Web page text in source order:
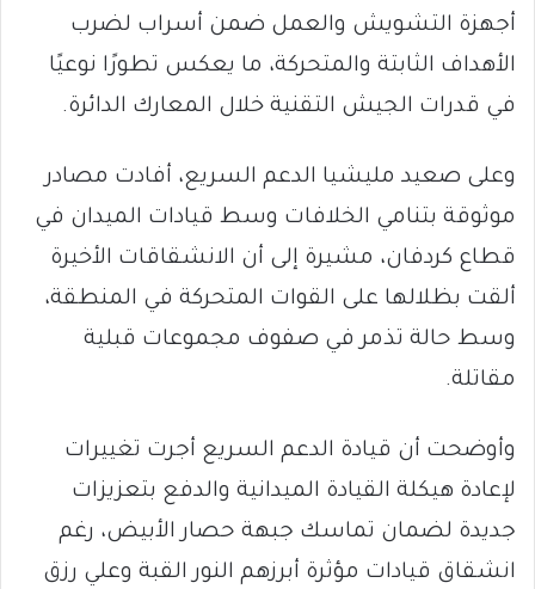
أجهزة التشويش والعمل ضمن أسراب لضرب
الأهداف الثابتة والمتحركة، ما يعكس تطورًا نوعيًا
في قدرات الجيش التقنية خلال المعارك الدائرة.
وعلى صعيد مليشيا الدعم السريع، أفادت مصادر
موثوقة بتنامي الخلافات وسط قيادات الميدان في
قطاع كردفان، مشيرة إلى أن الانشقاقات الأخيرة
ألقت بظلالها على القوات المتحركة في المنطقة،
وسط حالة تذمر في صفوف مجموعات قبلية
مقاتلة.
وأوضحت أن قيادة الدعم السريع أجرت تغييرات
لإعادة هيكلة القيادة الميدانية والدفع بتعزيزات
جديدة لضمان تماسك جبهة حصار الأبيض، رغم
انشقاق قيادات مؤثرة أبرزهم النور القبة وعلي رزق